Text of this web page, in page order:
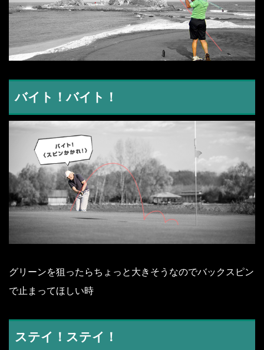
バイト！バイト！
グリーンを狙ったらちょっと大きそうなのでバックスピン
で止まってほしい時
ステイ！ステイ！